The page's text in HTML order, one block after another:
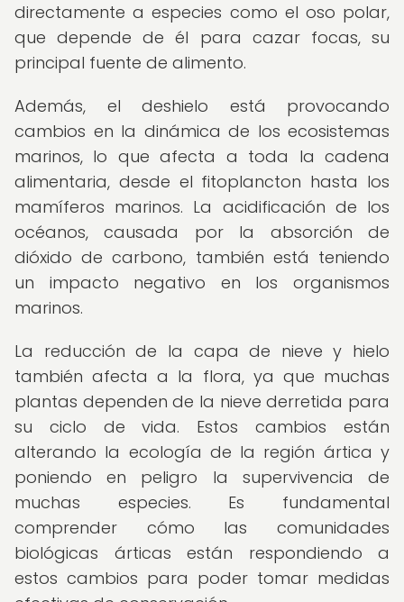
directamente a especies como el oso polar,
que depende de él para cazar focas, su
principal fuente de alimento.
Además, el deshielo está provocando
cambios en la dinámica de los ecosistemas
marinos, lo que afecta a toda la cadena
alimentaria, desde el fitoplancton hasta los
mamíferos marinos. La acidificación de los
océanos, causada por la absorción de
dióxido de carbono, también está teniendo
un impacto negativo en los organismos
marinos.
La reducción de la capa de nieve y hielo
también afecta a la flora, ya que muchas
plantas dependen de la nieve derretida para
su ciclo de vida. Estos cambios están
alterando la ecología de la región ártica y
poniendo en peligro la supervivencia de
muchas especies. Es fundamental
comprender cómo las comunidades
biológicas árticas están respondiendo a
estos cambios para poder tomar medidas